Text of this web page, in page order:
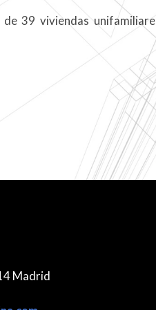
39 viviendas
Madrid